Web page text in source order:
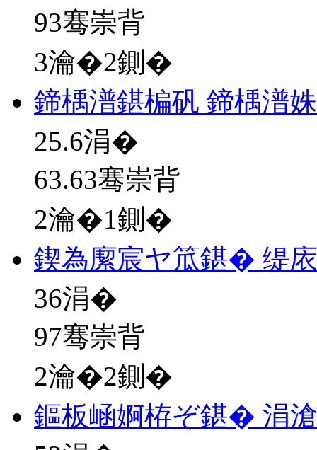
93骞崇背
3瀹�2鍘�
鍗楀潽鍖楄矾 鍗楀潽
25.6涓�
63.63骞崇背
2瀹�1鍘�
鍥為緳宸ヤ笟鍖� 缇
36涓�
97骞崇背
2瀹�2鍘�
鏂板崡婀栫ぞ鍖� 涓